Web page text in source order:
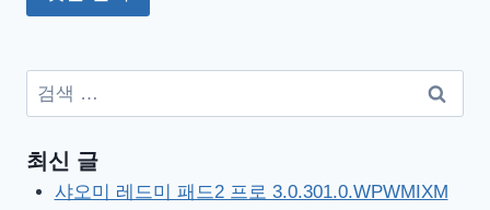
검
색:
최신 글
샤오미 레드미 패드2 프로 3.0.301.0.WPWMIXM